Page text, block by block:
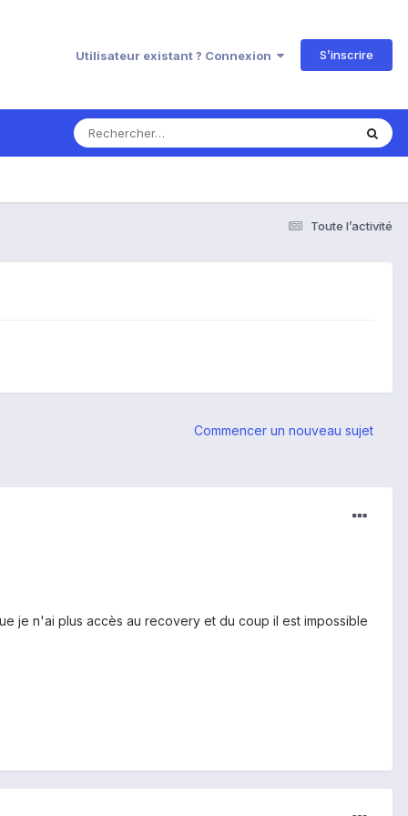
Utilisateur existant ? Connexion S’inscrire
Toute l’activité
Commencer un nouveau sujet
je n'ai plus accès au recovery et du coup il est impossible